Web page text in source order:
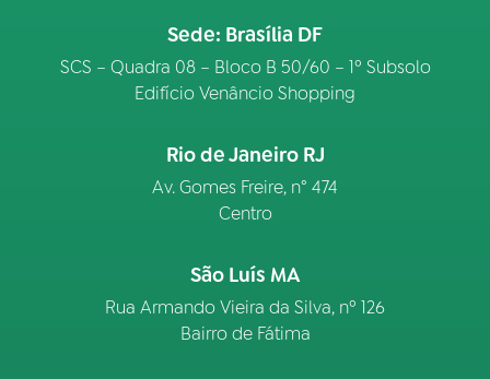
Sede: Brasília DF
SCS – Quadra 08 – Bloco B 50/60 – 1º Subsolo
Edifício Venâncio Shopping
Rio de Janeiro RJ
Av. Gomes Freire, n° 474
Centro
São Luís MA
Rua Armando Vieira da Silva, nº 126
Bairro de Fátima